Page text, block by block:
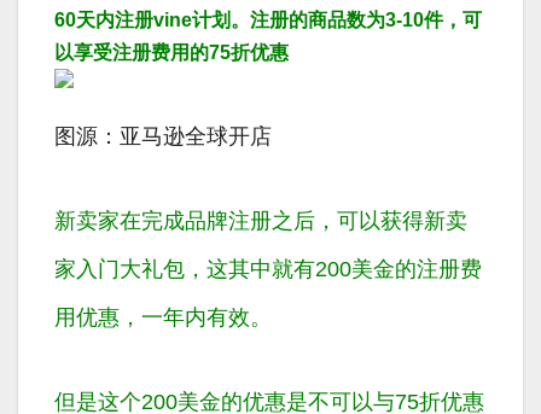
60天内注册vine计划。 注册的商品数为3-10件，可
以享受注册费用的75折优惠
图源：亚马逊全球开店
新卖家在完成品牌注册之后，可以获得新卖
家入门大礼包，这其中就有200美金的注册费
用优惠，一年内有效。
但是这个200美金的优惠是不可以与75折优惠